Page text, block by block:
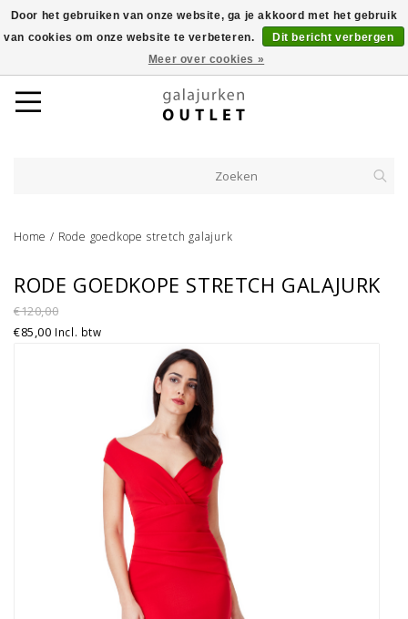
Home / Rode goedkope stretch galajurk
RODE GOEDKOPE STRETCH GALAJURK
€120,00
€85,00 Incl. btw
Door het gebruiken van onze website, ga je akkoord met het gebruik
van cookies om onze website te verbeteren.
Dit bericht verbergen
Meer over cookies »